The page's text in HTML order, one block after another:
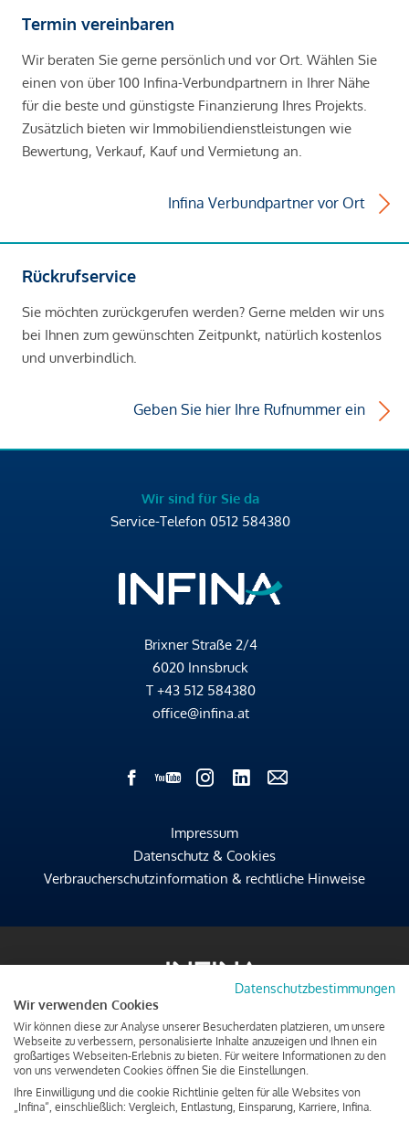
Termin vereinbaren
Wir beraten Sie gerne persönlich und vor Ort. Wählen Sie
einen von über 100 Infina-Verbundpartnern in Ihrer Nähe
für die beste und günstigste Finanzierung Ihres Projekts.
Zusätzlich bieten wir Immobiliendienstleistungen wie
Bewertung, Verkauf, Kauf und Vermietung an.
Infina Verbundpartner vor Ort
Rückrufservice
Sie möchten zurückgerufen werden? Gerne melden wir uns
bei Ihnen zum gewünschten Zeitpunkt, natürlich kostenlos
und unverbindlich.
Geben Sie hier Ihre Rufnummer ein
Wir sind für Sie da
Service-Telefon 0512 584380
Brixner Straße 2/4
6020 Innsbruck
T +43 512 584380
office@infina.at
Impressum
Datenschutz & Cookies
Verbraucherschutzinformation & rechtliche Hinweise
Datenschutzbestimmungen
Wir verwenden Cookies
Wir können diese zur Analyse unserer Besucherdaten platzieren, um unsere
Webseite zu verbessern, personalisierte Inhalte anzuzeigen und Ihnen ein
großartiges Webseiten-Erlebnis zu bieten. Für weitere Informationen zu den
von uns verwendeten Cookies öffnen Sie die Einstellungen.
Ihre Einwilligung und die cookie Richtlinie gelten für alle Websites von
„Infina“, einschließlich: Vergleich, Entlastung, Einsparung, Karriere, Infina.